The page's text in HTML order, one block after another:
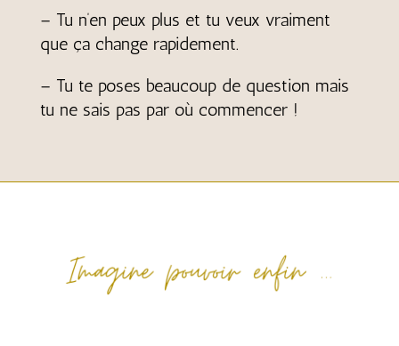
– Tu n’en peux plus et tu veux vraiment
que ça change rapidement.
– Tu te poses beaucoup de question mais
tu ne sais pas par où commencer !